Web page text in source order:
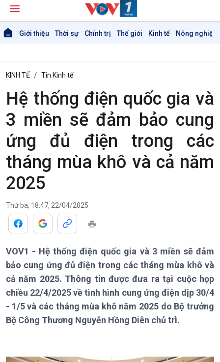
Giới thiệu Thời sự Chính trị Thế giới Kinh tế Nông nghiệp
Thời sự 12h
KINH TẾ Tin Kinh tế
Hệ thống điện quốc gia và
3 miền sẽ đảm bảo cung
ứng đủ điện trong các
tháng mùa khô và cả năm
2025
Thứ ba, 18:47, 22/04/2025
VOV1 - Hệ thống điện quốc gia và 3 miền sẽ đảm
bảo cung ứng đủ điện trong các tháng mùa khô và
cả năm 2025. Thông tin được đưa ra tại cuộc họp
chiều 22/4/2025 về tình hình cung ứng điện dịp 30/4
- 1/5 và các tháng mùa khô năm 2025 do Bộ trưởng
Bộ Công Thương Nguyễn Hồng Diên chủ trì.